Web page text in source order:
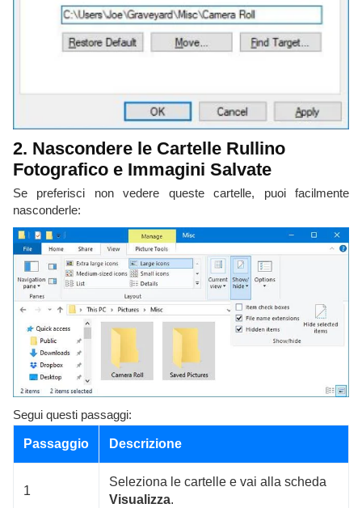
2. Nascondere le Cartelle Rullino
Fotografico e Immagini Salvate
Se preferisci non vedere queste cartelle, puoi facilmente
nasconderle:
Segui questi passaggi:
Passaggio Descrizione
1
Seleziona le cartelle e vai alla scheda
Visualizza.